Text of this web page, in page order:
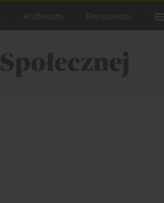
Archiwum Recenzenci